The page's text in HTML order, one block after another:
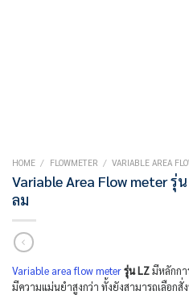
HOME / FLOWMETER / VARIABLE AREA
Variable Area Flow meter
ลม
Variable area flow meterรุ่น LZมีหลักกา
มีความแม่นยำสูงกว่า ทั้งยังสามารถเลือก